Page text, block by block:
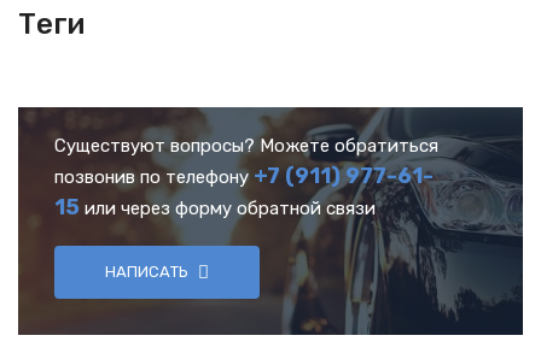
Теги
Существуют вопросы? Можете обратиться
позвонив по телефону +7 (911) 977-61-
15 или через форму обратной связи
НАПИСАТЬ